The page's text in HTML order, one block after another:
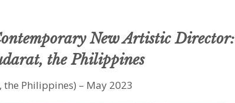
New Artistic Director:
the Philippines
Philippines) – May 2023